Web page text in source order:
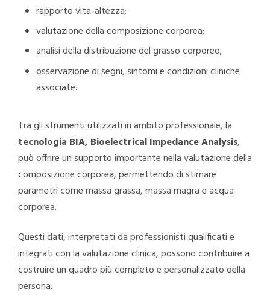
rapporto vita-altezza;
valutazione della composizione corporea;
analisi della distribuzione del grasso corporeo;
osservazione di segni, sintomi e condizioni cliniche
associate.
Tra gli strumenti utilizzati in ambito professionale, la
tecnologia BIA, Bioelectrical Impedance Analysis,
può offrire un supporto importante nella valutazione della
composizione corporea, permettendo di stimare
parametri come massa grassa, massa magra e acqua
corporea.
Questi dati, interpretati da professionisti qualificati e
integrati con la valutazione clinica, possono contribuire a
costruire un quadro più completo e personalizzato della
persona.